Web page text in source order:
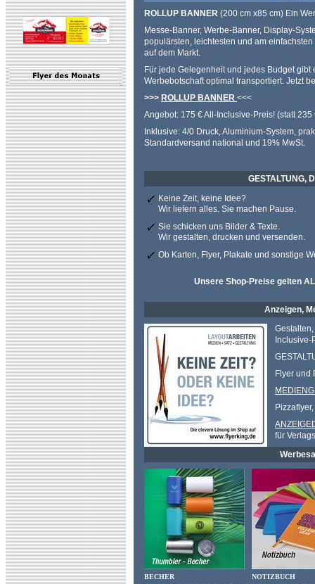
ROLLUP BANNER (200 cm x85 cm) Ein
Messe-Banner, Werbe-Banner, Display-
populärsten, leichtesten und am
auf dem Markt.
Für jede Gelegenheit und jedes Budget
Werbebotschaft optimal transportiert. Jetzt
>>> ROLLUP BANNER <<<
Angebot: 175 € All-Inclusive-Preis! (statt 235
Inklusive: 4/0 Druck, Aluminium-System,
Standardversand national und 19% MwSt.
GESTALTUNG,
Keine Zeit, keine Idee?
Wir liefern alles. Sie machen Pause.
Sie schicken uns Bilder & Texte.
Wir gestalten, drucken und versenden.
Ob Karten, Flyer, Plakate und sonstige
Unsere Shop-Preise gelten
Anzeigen,
Inclusive-
Flyer und
für
BECHER NOTIZBUCH